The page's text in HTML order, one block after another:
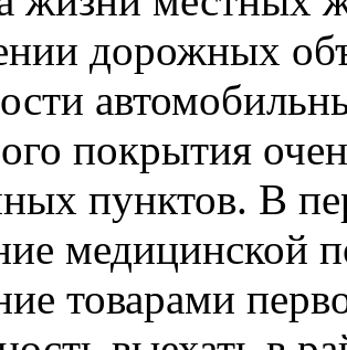
дорожных
покрытия
пунктов. В
медицинской
товарами